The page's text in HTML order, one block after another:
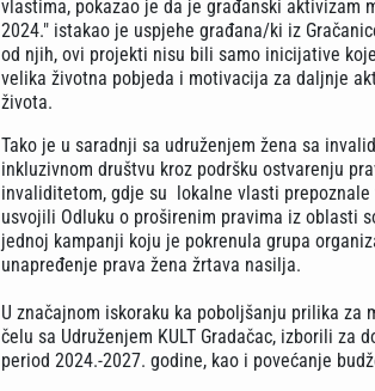
vlastima, pokazao je da je građanski aktivizam
2024." istakao je uspjehe građana/ki iz
od njih, ovi projekti nisu bili samo inicijative
velika životna pobjeda i motivacija za daljnje
života.
Tako je u saradnji sa udruženjem žena sa
inkluzivnom društvu kroz podršku ostvarenju
invaliditetom, gdje su lokalne vlasti
usvojili Odluku o proširenim pravima iz oblasti
jednoj kampanji koju je pokrenula grupa
unapređenje prava žena žrtava nasilja.
U značajnom iskoraku ka poboljšanju prilika za
čelu sa Udruženjem KULT Gradačac, izborili za
period 2024.-2027. godine, kao i povećanje